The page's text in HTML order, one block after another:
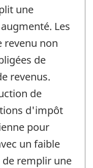
une
Les
revenu non
de
revenus.
de
d'impôt
pour
un faible
remplir une